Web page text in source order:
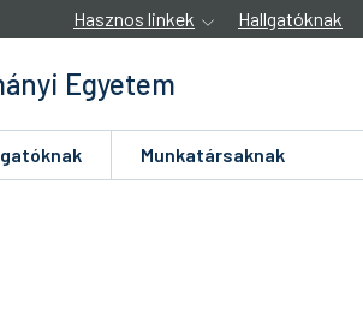
Hasznos linkek Hallgatóknak
Egyetem
Munkatársaknak